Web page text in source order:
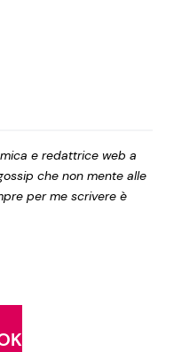
e redattrice web a
che non mente alle
per me scrivere è